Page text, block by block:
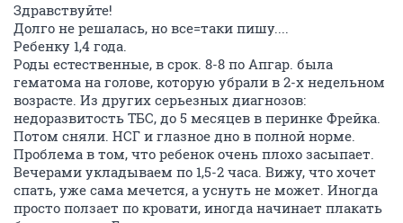
Здравствуйте!
Долго не решалась, но все=таки пишу....
Ребенку 1,4 года.
Роды естественные, в срок. 8-8 по Апгар. была
гематома на голове, которую убрали в 2-х недельном
возрасте. Из других серьезных диагнозов:
недоразвитость ТБС, до 5 месяцев в перинке Фрейка.
Потом сняли. НСГ и глазное дно в полной норме.
Проблема в том, что ребенок очень плохо засыпает.
Вечерами укладываем по 1,5-2 часа. Вижу, что хочет
спать, уже сама мечется, а уснуть не может. Иногда
просто ползает по кровати, иногда начинает плакать